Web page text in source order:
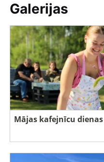
Galerijas
Mājas kafejnīcu